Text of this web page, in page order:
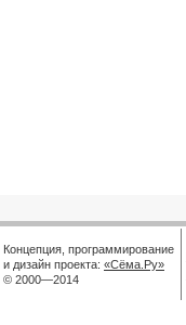
Концепция, программирование
и дизайн проекта: «Сёма.Ру»
© 2000—2014